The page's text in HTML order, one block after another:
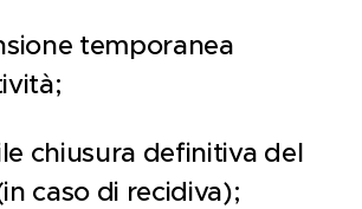
temporanea
chiusura definitiva del
caso di recidiva);